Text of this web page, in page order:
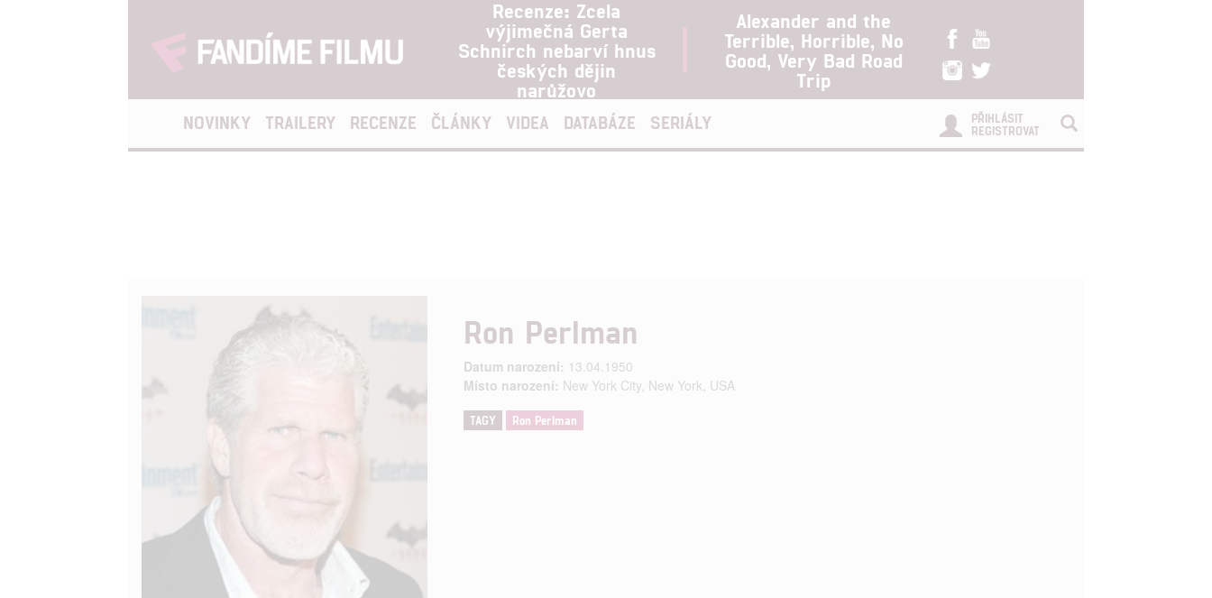
Recenze: Zcela
výjimečná Gerta
Schnirch nebarví hnus
českých dějin
narůžovo
Alexander and the
Terrible, Horrible, No
Good, Very Bad Road
Trip
NOVINKY TRAILERY RECENZE ČLÁNKY VIDEA DATABÁZE SERIÁLY
PŘIHLÁSIT
REGISTROVAT
Ron Perlman
Datum narození: 13.04.1950
Místo narození: New York City, New York, USA
TAGY Ron Perlman